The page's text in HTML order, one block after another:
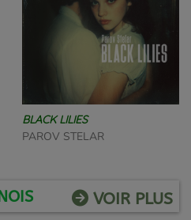
BLACK LILIES
PAROV STELAR
VOIR PLUS